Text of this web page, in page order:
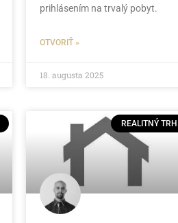
prihlásením na trvalý pobyt.
OTVORIŤ »
18. augusta 2025
REALITNÝ TRH